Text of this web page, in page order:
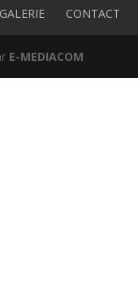
GALERIE CONTACT
E-MEDIACOM